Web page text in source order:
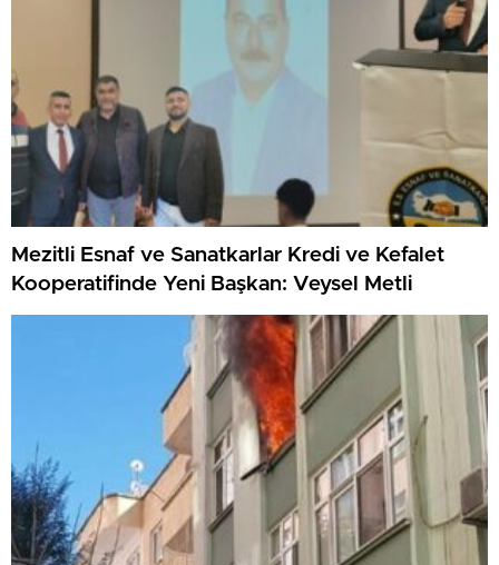
Mezitli Esnaf ve Sanatkarlar Kredi ve Kefalet
Kooperatifinde Yeni Başkan: Veysel Metli